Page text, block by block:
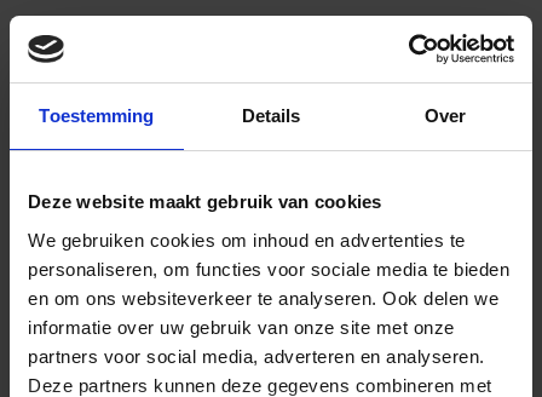
Toestemming Details Over
Deze website maakt gebruik van cookies
We gebruiken cookies om inhoud en advertenties te
personaliseren, om functies voor sociale media te bieden
en om ons websiteverkeer te analyseren. Ook delen we
informatie over uw gebruik van onze site met onze
partners voor social media, adverteren en analyseren.
Deze partners kunnen deze gegevens combineren met